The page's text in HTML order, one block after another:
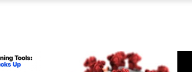
News